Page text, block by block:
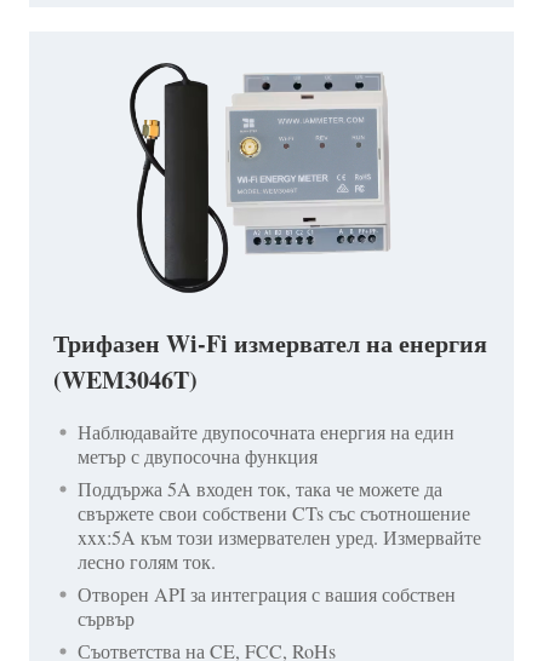
Трифазен Wi-Fi измервател на енергия
(WEM3046T)
Наблюдавайте двупосочната енергия на един
метър с двупосочна функция
Поддържа 5A входен ток, така че можете да
свържете свои собствени CTs със съотношение
xxx:5A към този измервателен уред. Измервайте
лесно голям ток.
Отворен API за интеграция с вашия собствен
сървър
Съответства на CE, FCC, RoHs